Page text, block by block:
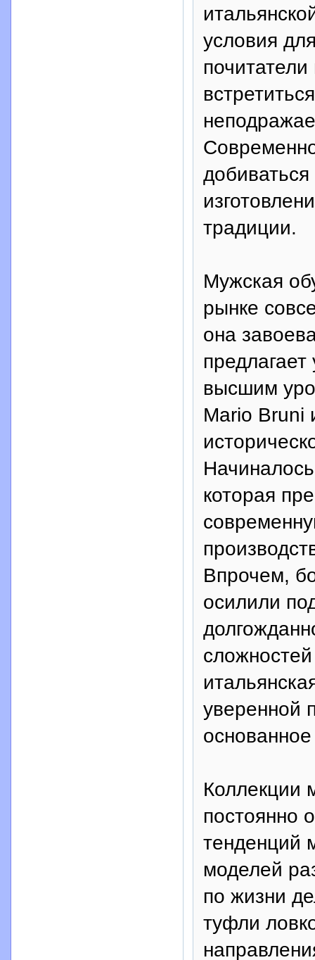
условия
традиции.
Мужская
рынке
она
высшим
Mario Bruni
которая
Впрочем,
осилили
уверенной
Коллекции
постоянно
тенденций
моделей
по жизни
туфли